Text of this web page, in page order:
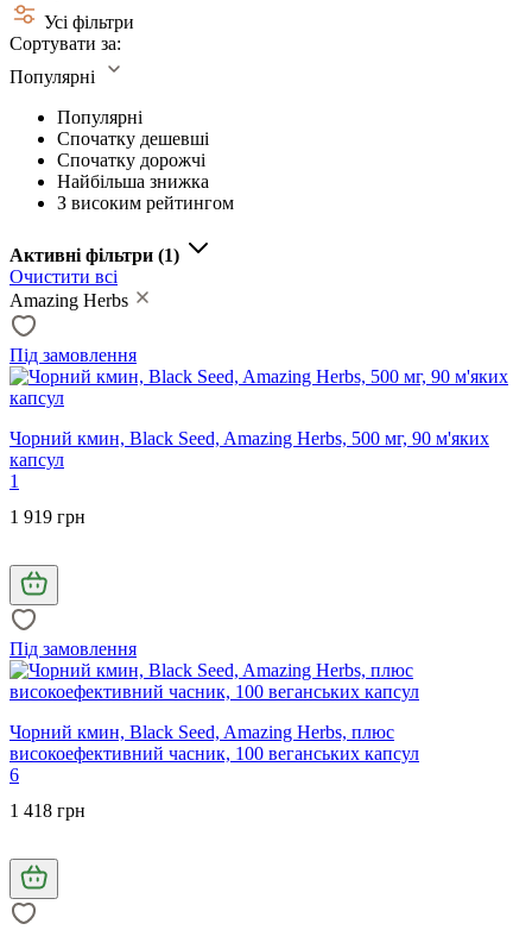
Усі фільтри
Сортувати за:
Популярні
Популярні
Спочатку дешевші
Спочатку дорожчі
Найбільша знижка
З високим рейтингом
Активні фільтри (1)
Очистити всі
Amazing Herbs
Під замовлення
Чорний кмин, Black Seed, Amazing Herbs, 500 мг, 90 м'яких
капсул
1
1 919 грн
Під замовлення
Чорний кмин, Black Seed, Amazing Herbs, плюс
високоефективний часник, 100 веганських капсул
6
1 418 грн